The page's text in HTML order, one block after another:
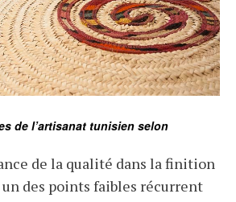
de l’artisanat tunisien selon
de la qualité dans la finition
un des points faibles récurrent